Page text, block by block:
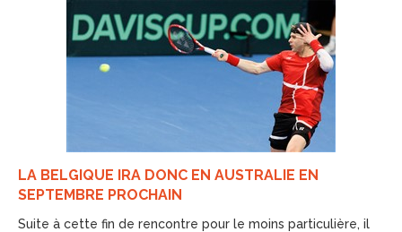
LA BELGIQUE IRA DONC EN AUSTRALIE EN
SEPTEMBRE PROCHAIN
Suite à cette fin de rencontre pour le moins particulière, il